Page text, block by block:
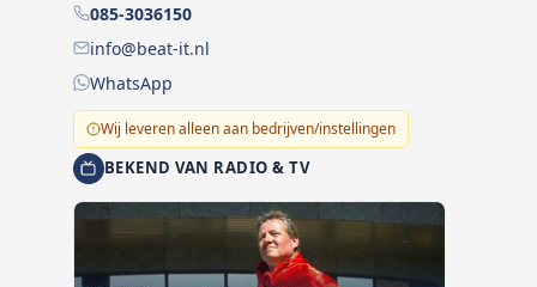
085-3036150
info@beat-it.nl
WhatsApp
Wij leveren alleen aan bedrijven/instellingen
BEKEND VAN RADIO & TV